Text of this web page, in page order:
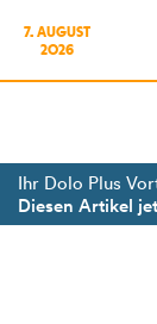
7. AUGUST
2026
Ihr Dolo Plus
Diesen Artikel